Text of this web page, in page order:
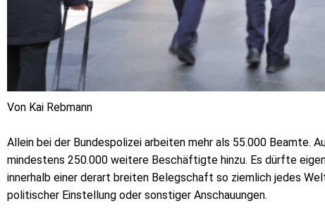
Von Kai Rebmann
Allein bei der Bundespolizei arbeiten mehr als 55.000 Beamte.
mindestens 250.000 weitere Beschäftigte hinzu. Es dürfte
innerhalb einer derart breiten Belegschaft so ziemlich jedes
politischer Einstellung oder sonstiger Anschauungen.